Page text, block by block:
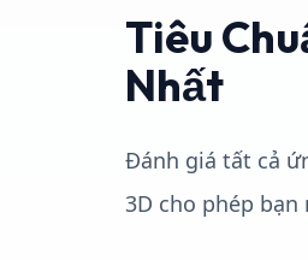
Tiêu
Nhất
Đánh giá tất cả
3D cho phép